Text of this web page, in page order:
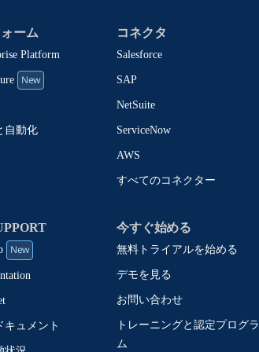
ーム
Platform
New
自動化
コネクタ
Salesforce
SAP
NetSuite
ServiceNow
AWS
すべてのコネクター
New
キュメント
今すぐ始める
無料トライアルを始める
デモを見る
お問い合わせ
トレーニングと認定プログラ
ム